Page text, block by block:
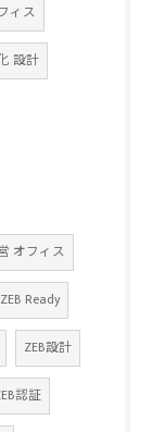
ィス
設計
オフィス
ZEB Ready
ZEB設計
認証